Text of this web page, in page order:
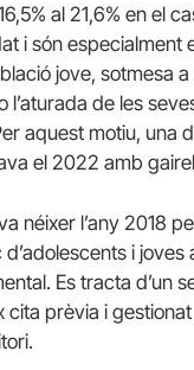
al 21,6% en el
i són
jove, sotmesa
l’aturada de les
aquest motiu,
el 2022 amb
néixer l’any 2018
i
Es tracta d’un
cita prèvia i